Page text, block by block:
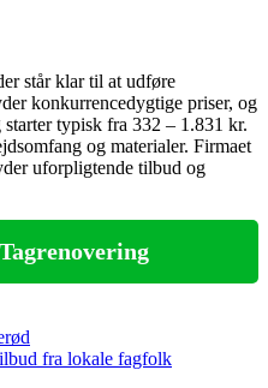
står klar til at udføre
konkurrencedygtige priser, og
typisk fra 332 – 1.831 kr.
og materialer. Firmaet
uforpligtende tilbud og
fra lokale fagfolk